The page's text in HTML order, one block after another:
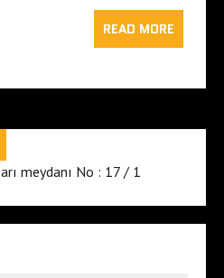
READ MORE
meydanı No : 17 / 1